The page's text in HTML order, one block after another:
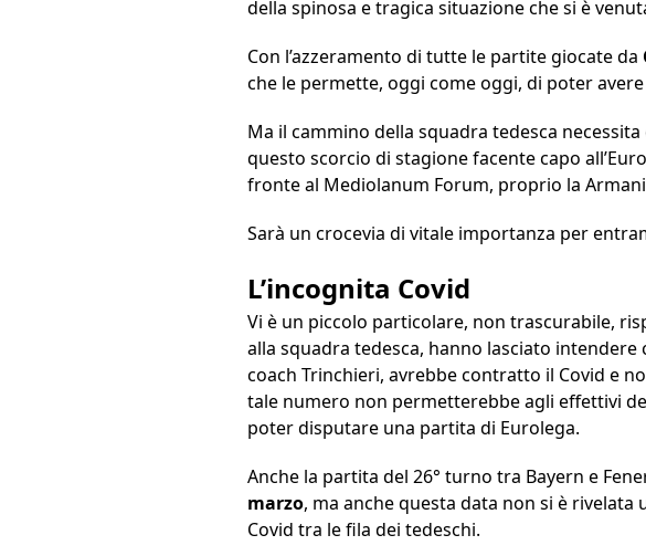
della spinosa e tragica situazione che si è
Con l’azzeramento di tutte le partite giocate da
che le permette, oggi come oggi, di poter
Ma il cammino della squadra tedesca
questo scorcio di stagione facente capo
fronte al Mediolanum Forum, proprio la Armani
Sarà un crocevia di vitale importanza per
L’incognita Covid
Vi è un piccolo particolare, non trascurabile,
alla squadra tedesca, hanno lasciato
coach Trinchieri, avrebbe contratto il Covid e
tale numero non permetterebbe agli effettivi
poter disputare una partita di Eurolega.
Anche la partita del 26° turno tra Bayern e
marzo, ma anche questa data non si è rivelata
Covid tra le fila dei tedeschi.